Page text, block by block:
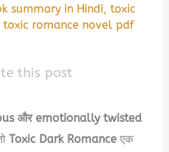
summary in Hindi,toxic
toxic romance novel pdf
this post
और emotionally twisted
Toxic Dark Romance एक